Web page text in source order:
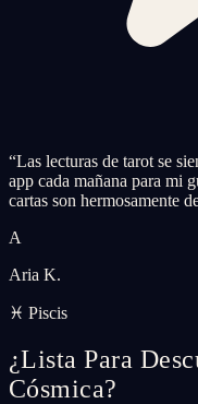
“Las lecturas de tarot se
app cada mañana para mi
cartas son hermosamente
A
Aria K.
♓ Piscis
¿Lista Para
Cósmica?